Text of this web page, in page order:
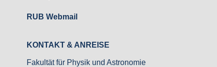
RUB Webmail
KONTAKT & ANREISE
Fakultät für Physik und Astronomie